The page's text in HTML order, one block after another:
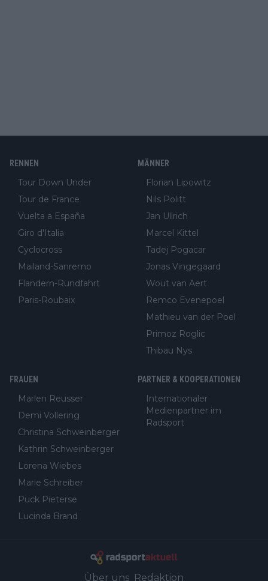
RENNEN
Tour Down Under
Tour de France
Vuelta a España
Giro d'Italia
Cyclocross
Mailand-Sanremo
Flandern-Rundfahrt
Paris-Roubaix
MÄNNER
Florian Lipowitz
Nils Politt
Jan Ullrich
Marcel Kittel
Tadej Pogacar
Jonas Vingegaard
Wout van Aert
Remco Evenepoel
Mathieu van der Poel
Primoz Roglic
Thibau Nys
FRAUEN
Marlen Reusser
Demi Vollering
Christina Schweinberger
Kathrin Schweinberger
Lorena Wiebes
Marie Schreiber
Puck Pieterse
Lucinda Brand
PARTNER & KOOPERATIONEN
Internationaler
Medienpartner im
Radsport
Über uns Redaktion